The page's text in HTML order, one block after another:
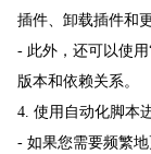
插件、卸载插件和
- 此外，还可以使用
版本和依赖关系。
4. 使用自动化脚本
- 如果您需要频繁